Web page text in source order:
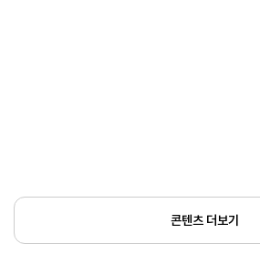
콘텐츠 더보기